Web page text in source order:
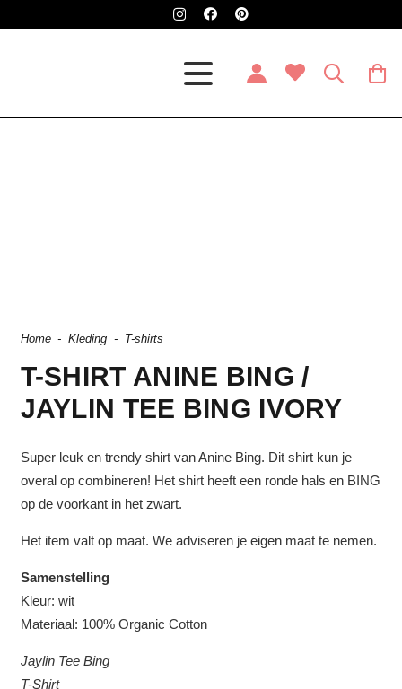
Home - Kleding - T-shirts
T-SHIRT ANINE BING /
JAYLIN TEE BING IVORY
Super leuk en trendy shirt van Anine Bing. Dit shirt kun je
overal op combineren! Het shirt heeft een ronde hals en BING
op de voorkant in het zwart.
Het item valt op maat. We adviseren je eigen maat te nemen.
Samenstelling
Kleur: wit
Materiaal: 100% Organic Cotton
Jaylin Tee Bing
T-Shirt